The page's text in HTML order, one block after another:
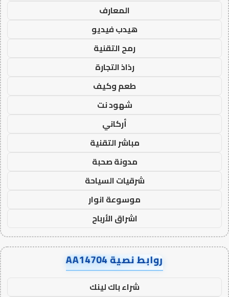
المعارف
هيدب فيديو
رمح التقنية
رذاذ التجارة
طعم وكيف
شهود نت
أركاني
مباشر التقنية
مدونة صحبة
شرقيات السياحة
موسوعة انوار
اشراق الأرباح
روابط نصية AA14704
شراء باك لينك